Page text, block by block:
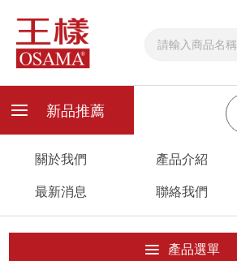
新品推薦
關於我們 產品介紹
最新消息
聯絡我們
產品選單